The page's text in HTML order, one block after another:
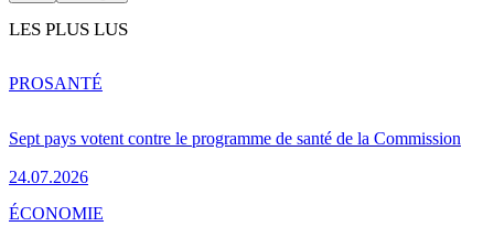
LES PLUS LUS
Sept pays votent contre le programme de santé de la Commission
24.07.2026
PROSANTÉ
ÉCONOMIE